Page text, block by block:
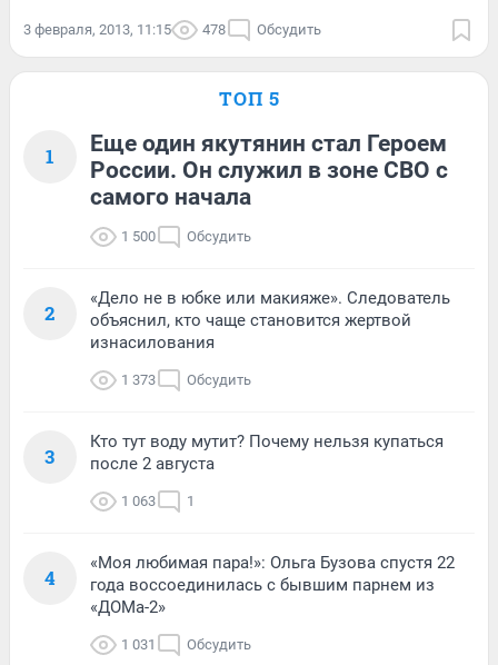
3 февраля, 2013, 11:15 478 Обсудить
ТОП 5
1
Еще один якутянин стал Героем
России. Он служил в зоне СВО с
самого начала
1 500 Обсудить
2
«Дело не в юбке или макияже». Следователь
объяснил, кто чаще становится жертвой
изнасилования
1 373 Обсудить
3
Кто тут воду мутит? Почему нельзя купаться
после 2 августа
1 063 1
4
«Моя любимая пара!»: Ольга Бузова спустя 22
года воссоединилась с бывшим парнем из
«ДОМа-2»
1 031 Обсудить